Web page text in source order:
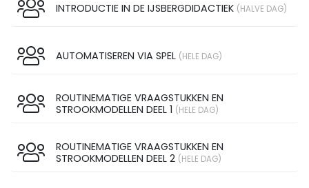
INTRODUCTIE IN DE IJSBERGDIDACTIEK (HALVE DAG)
AUTOMATISEREN VIA SPEL (HELE DAG)
ROUTINEMATIGE VRAAGSTUKKEN EN
STROOKMODELLEN DEEL 1 (HELE DAG)
ROUTINEMATIGE VRAAGSTUKKEN EN
STROOKMODELLEN DEEL 2 (HELE DAG)